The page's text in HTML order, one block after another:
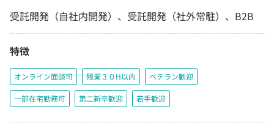
受託開発（自社内開発）、受託開発（社外常駐）、B2B
特徴
オンライン面談可 残業３０H以内 ベテラン歓迎
一部在宅勤務可 第二新卒歓迎 若手歓迎